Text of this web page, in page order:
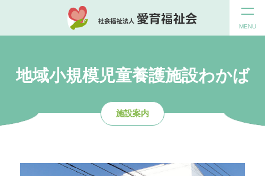
MENU
地域小規模児童養護施設わかば
施設案内